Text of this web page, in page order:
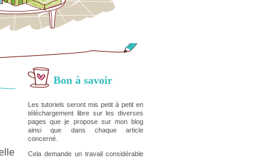
Bon à savoir
Les tutoriels seront mis petit à petit en
téléchargement libre sur les diverses
pages que je propose sur mon blog
ainsi que dans chaque article
concerné.
Cela demande un travail considérable